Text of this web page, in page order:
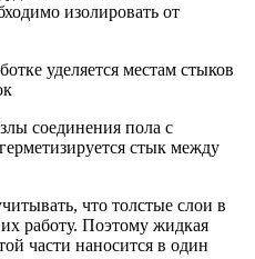
изолировать от
уделяется местам стыков
соединения пола с
стык между
что толстые слои в
работу. Поэтому жидкая
части наносится в один